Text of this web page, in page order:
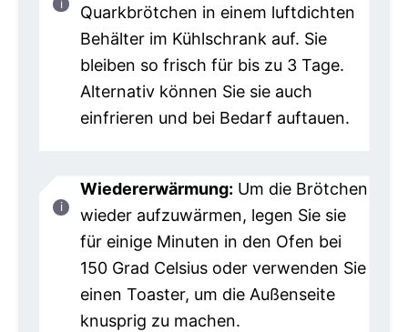
Quarkbrötchen in einem luftdichten
Behälter im Kühlschrank auf. Sie
bleiben so frisch für bis zu 3 Tage.
Alternativ können Sie sie auch
einfrieren und bei Bedarf auftauen.
Wiedererwärmung: Um die Brötchen
wieder aufzuwärmen, legen Sie sie
für einige Minuten in den Ofen bei
150 Grad Celsius oder verwenden Sie
einen Toaster, um die Außenseite
knusprig zu machen.